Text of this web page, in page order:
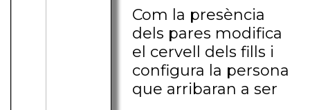
Com la presència
dels pares modifica
el cervell dels fills i
configura la persona
que arribaran a ser